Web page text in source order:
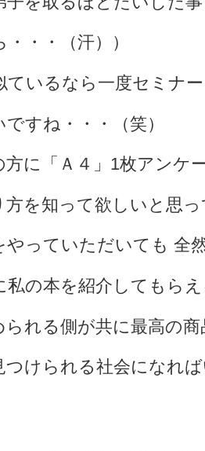
・・（汗））
ているなら一度セミナ
すね・・・（笑）
方に「Ａ４」1枚アンケ
方を知って欲しいと思
やっていただいても 全
私の本を紹介してもら
れる側が共に最高の
つけられる社会になれ